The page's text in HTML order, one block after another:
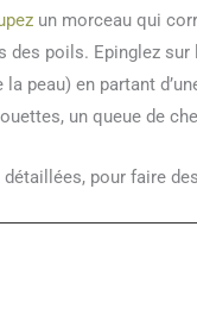
un morceau qui
poils. Epinglez
peau) en partant
un queue de
pour faire